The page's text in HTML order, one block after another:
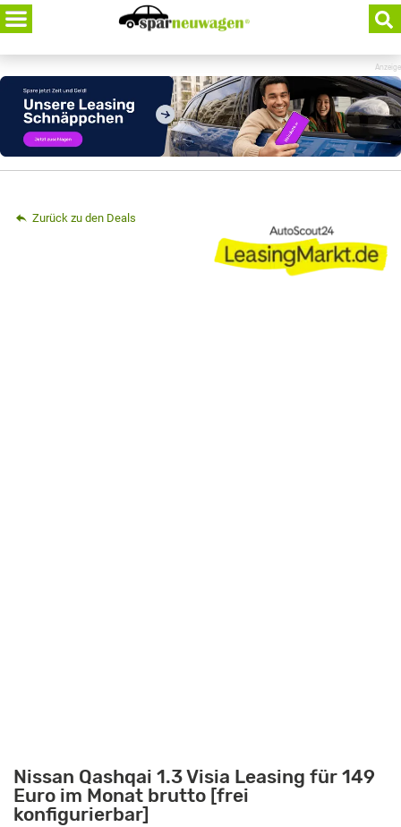
Skip
to
content
Anzeige
Zurück zu den Deals
Nissan Qashqai 1.3 Visia Leasing für 149
Euro im Monat brutto [frei
konfigurierbar]